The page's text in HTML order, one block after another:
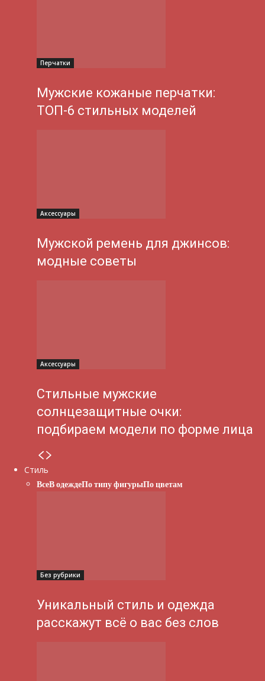
Перчатки
Мужские кожаные перчатки:
ТОП-6 стильных моделей
Аксессуары
Мужской ремень для джинсов:
модные советы
Аксессуары
Стильные мужские
солнцезащитные очки:
подбираем модели по форме лица
Стиль
ВсеВ одеждеПо типу фигурыПо цветам
Без рубрики
Уникальный стиль и одежда
расскажут всё о вас без слов